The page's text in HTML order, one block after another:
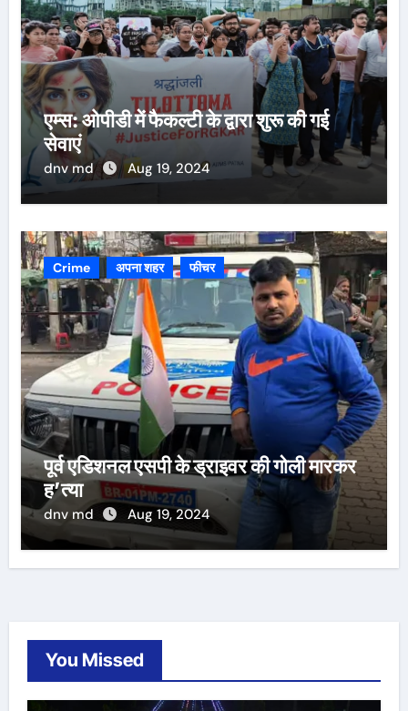
एम्स: ओपीडी में फैकल्टी के द्वारा शुरू की गई
सेवाएं
dnv md Aug 19, 2024
Crime अपना शहर फीचर
पूर्व एडिशनल एसपी के ड्राइवर की गोली मारकर
ह’त्या
dnv md Aug 19, 2024
You Missed